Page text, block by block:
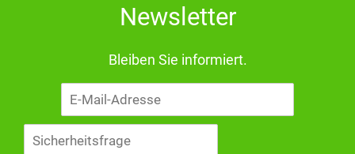
Newsletter
Bleiben Sie informiert.
E-
Mail-
Adresse